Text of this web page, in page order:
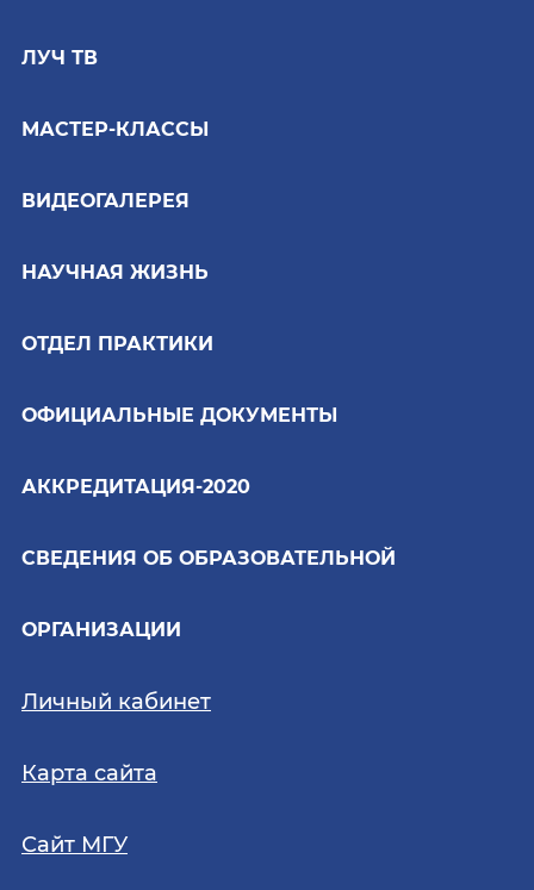
ЛУЧ ТВ
МАСТЕР-КЛАССЫ
ВИДЕОГАЛЕРЕЯ
НАУЧНАЯ ЖИЗНЬ
ОТДЕЛ ПРАКТИКИ
ОФИЦИАЛЬНЫЕ ДОКУМЕНТЫ
АККРЕДИТАЦИЯ-2020
СВЕДЕНИЯ ОБ ОБРАЗОВАТЕЛЬНОЙ
ОРГАНИЗАЦИИ
Личный кабинет
Карта сайта
Сайт МГУ